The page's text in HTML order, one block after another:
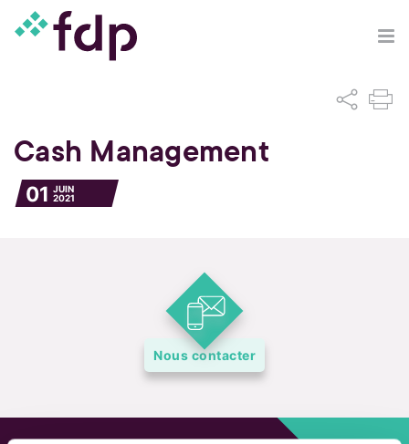
Cash Management
01 JUIN
2021
Nous contacter